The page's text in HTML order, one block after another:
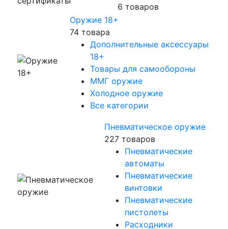
6 товаров
Оружие 18+
74 товара
Дополнительные аксессуары
18+
Товары для самообороны
ММГ оружие
Холодное оружие
Все категории
Пневматическое оружие
227 товаров
Пневматические
автоматы
Пневматические
винтовки
Пневматические
пистолеты
Расходники